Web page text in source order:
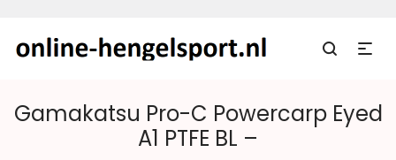
Gamakatsu Pro-C Powercarp Eyed
A1 PTFE BL –